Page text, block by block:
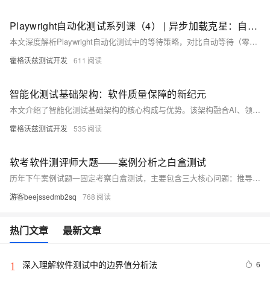
Playwright自动化测试系列课（4） | 异步加载克星：自动等待 vs 智能等待策略深度解析​
本文深度解析Playwright自动化测试中的等待策略，对比自动等待（零配置防御机制）与智能等待（精准控制异步场景）的核心差异。通过实战案例讲解等待机制的选择标准、常见失效原因及调试技巧，帮助开发者有效解决页面异步加载问题，提升测试脚本的稳定性和执行效率。
霍格沃兹测试开发 611
智能化测试基础架构：软件质量保障的新纪元
本文介绍了智能化测试基础架构的核心构成与优势。该架构融合AI、领域工程与自动化技术，包含智能测试平台、测试智能体、赋能引擎和自动化工具链四部分，能自动生成用例、调度执行、分析结果，显著提升测试效率与覆盖率。其核心优势在于实现专家经验规模化、质量前移和快速适应业务变化，助力企业构建新一代质量保障体系。建议从构建知识图谱和试点关键领域智能体起步，逐步推进测试智能化转型。
霍格沃兹测试开发 535
软考软件测评师大题——案例分析之白盒测试
历年下午案例试题一固定考察白盒测试，主要包含三大核心问题：推导逻辑条件、绘制控制流图及计算环路复杂度、确定线性无关路径集合。内容涵盖覆盖层级标准（语句、分支、判定、条件覆盖等）、控制流图构建规范（顺序、分支、循环结构转换原则）、环路复杂度计算公式以及线性无关路径生成方法。通过典型题型示例解析，如代码路径分析与验证指标，帮助考生掌握解题思路和技巧。
游客beejssedmb2sq 768
热门文章 最新文章
1 深入理解软件测试中的边界值分析法 6